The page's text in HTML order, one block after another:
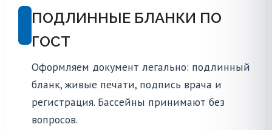
ПОДЛИННЫЕ БЛАНКИ ПО
ГОСТ
Оформляем документ легально: подлинный
бланк, живые печати, подпись врача и
регистрация. Бассейны принимают без
вопросов.